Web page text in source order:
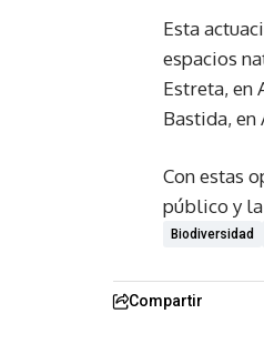
Esta
espacios
Estreta, en
Bastida,
Con estas
público y
Biodiversidad
Compartir